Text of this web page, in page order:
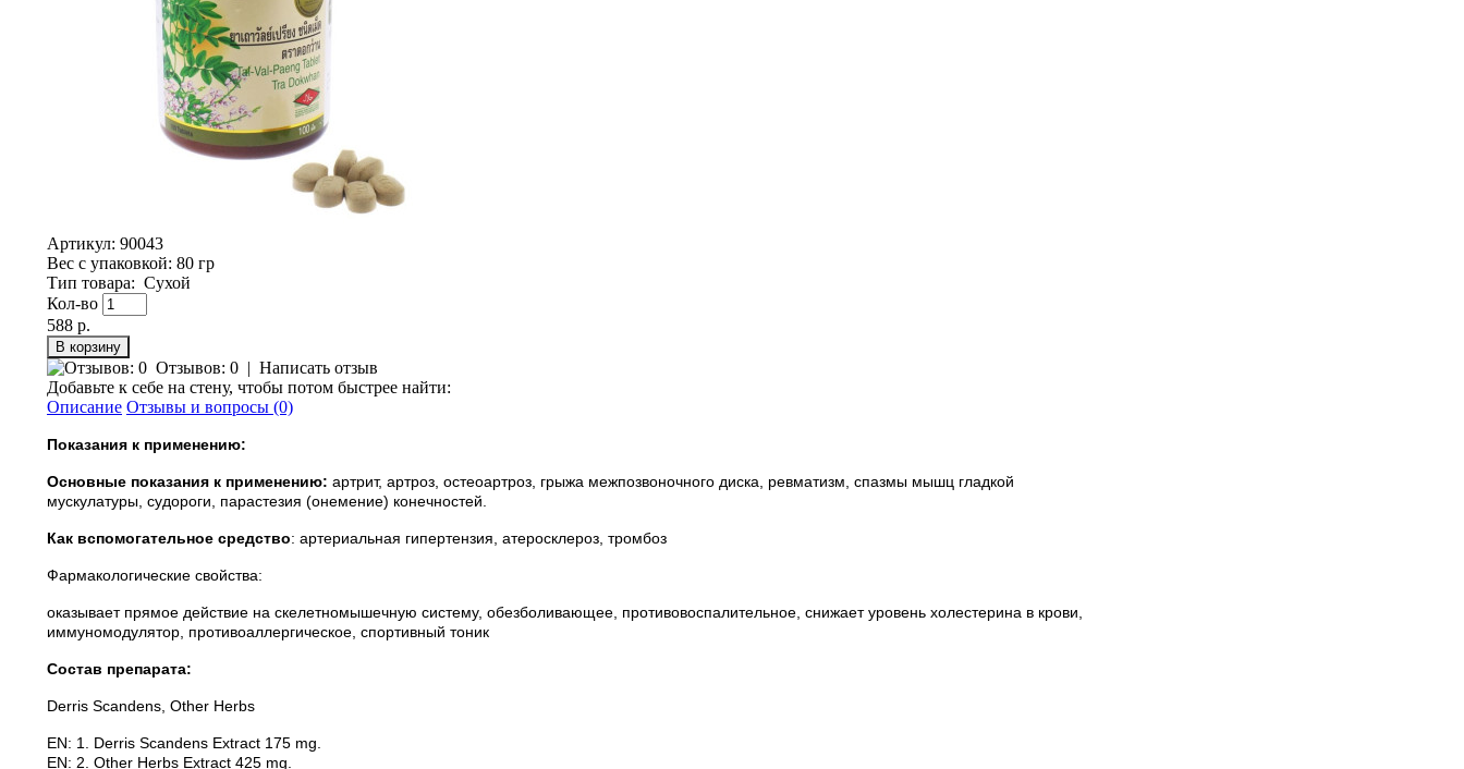
Артикул: 90043
Вес с упаковкой: 80 гр
Тип товара: Сухой
Кол-во
588 р.
Отзывов: 0 | Написать отзыв
Добавьте к себе на стену, чтобы потом быстрее найти:
Описание Отзывы и вопросы (0)
Показания к применению:
Основные показания к применению: артрит, артроз, остеоартроз, грыжа межпозвоночного диска, ревматизм, спазмы мышц гладкой
мускулатуры, судороги, парастезия (онемение) конечностей.
Как вспомогательное средство: артериальная гипертензия, атеросклероз, тромбоз
Фармакологические свойства:
оказывает прямое действие на скелетномышечную систему, обезболивающее, противовоспалительное, снижает уровень холестерина в крови,
иммуномодулятор, противоаллергическое, спортивный тоник
Состав препарата:
Derris Scandens, Other Herbs
EN: 1. Derris Scandens Extract 175 mg.
EN: 2. Other Herbs Extract 425 mg.